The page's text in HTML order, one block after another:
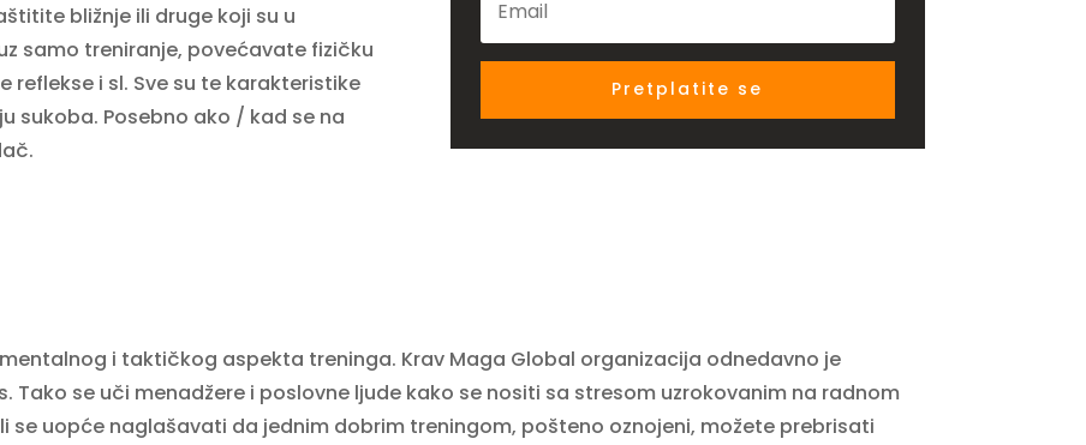
bližnje ili druge koji su u
samo treniranje, povećavate fizičku
reflekse i sl. Sve su te karakteristike
sukoba. Posebno ako / kad se na
Pretplatite se
i taktičkog aspekta treninga. Krav Maga Global organizacija odnedavno je
Tako se uči menadžere i poslovne ljude kako se nositi sa stresom uzrokovanim na radnom
se uopće naglašavati da jednim dobrim treningom, pošteno oznojeni, možete prebrisati